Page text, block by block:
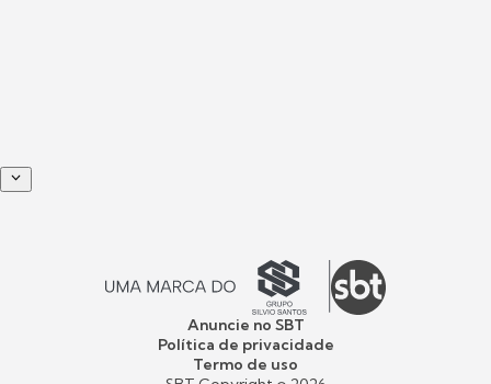
Anuncie no SBT
Política de privacidade
Termo de uso